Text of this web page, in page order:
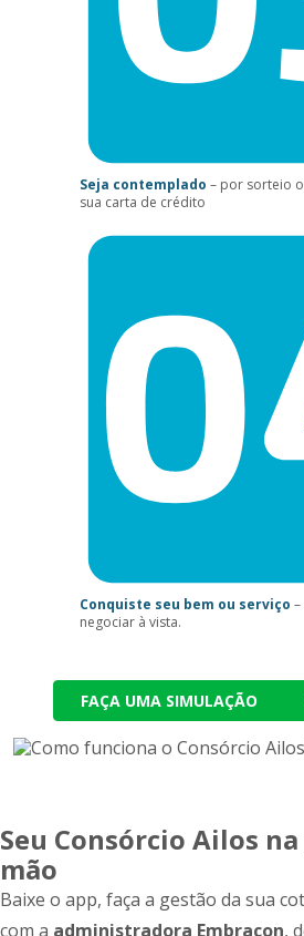
Seja contemplado – por sorteio
sua carta de crédito
Conquiste seu bem ou serviço
negociar à vista.
FAÇA UMA SIMULAÇÃO
Seu Consórcio Ailos
mão
Baixe o app, faça a gestão da sua
com a administradora Embracon,